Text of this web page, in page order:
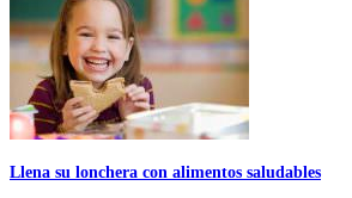
Llena su lonchera con alimentos saludables